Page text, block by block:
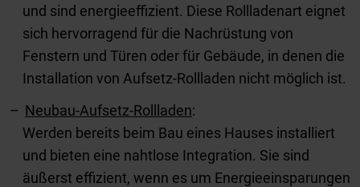
und sind energieeffizient. Diese Rollladenart eignet
sich hervorragend für die Nachrüstung von
Fenstern und Türen oder für Gebäude, in denen die
Installation von Aufsetz-Rollladen nicht möglich ist.
Neubau-Aufsetz-Rollladen:
Werden bereits beim Bau eines Hauses installiert
und bieten eine nahtlose Integration. Sie sind
äußerst effizient, wenn es um Energieeinsparungen